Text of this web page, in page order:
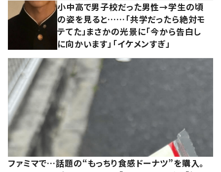
小中高で男子校だった男性→学生の頃
の姿を見ると……「共学だったら絶対モ
テてた」まさかの光景に「今から告白し
に向かいます」「イケメンすぎ」
ファミマで…話題の“もっちり食感ドーナツ”を購入。